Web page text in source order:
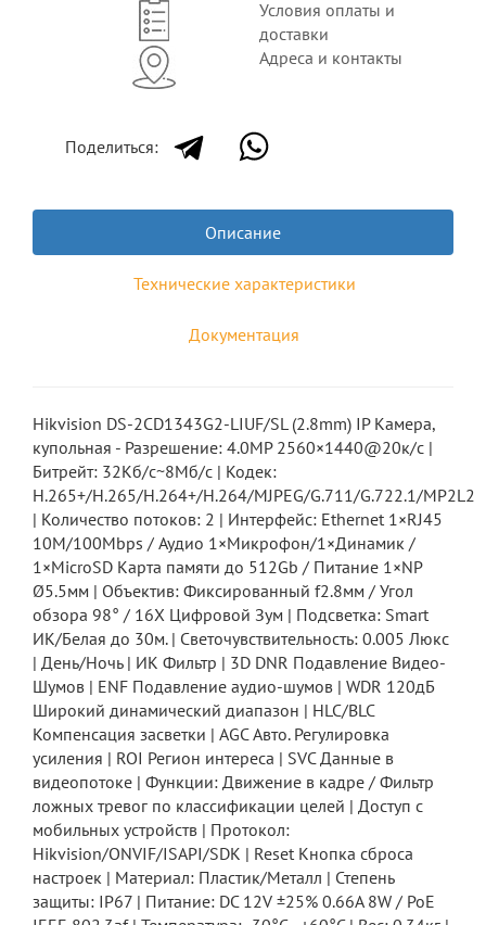
Условия оплаты и
доставки
Адреса и контакты
Поделиться:
Описание
Технические характеристики
Документация
Hikvision DS-2CD1343G2-LIUF/SL (2.8mm) IP Камера,
купольная - Разрешение: 4.0MP 2560×1440@20к/с |
Битрейт: 32Кб/с~8Мб/с | Кодек:
H.265+/H.265/H.264+/H.264/MJPEG/G.711/G.722.1/MP2L2
| Количество потоков: 2 | Интерфейс: Ethernet 1×RJ45
10M/100Mbps / Аудио 1×Микрофон/1×Динамик /
1×MicroSD Карта памяти до 512Gb / Питание 1×NP
Ø5.5мм | Объектив: Фиксированный f2.8мм / Угол
обзора 98° / 16X Цифровой Зум | Подсветка: Smart
ИК/Белая до 30м. | Светочувствительность: 0.005 Люкс
| День/Ночь | ИК Фильтр | 3D DNR Подавление Видео-
Шумов | ENF Подавление аудио-шумов | WDR 120дБ
Широкий динамический диапазон | HLC/BLC
Компенсация засветки | AGC Авто. Регулировка
усиления | ROI Регион интереса | SVC Данные в
видеопотоке | Функции: Движение в кадре / Фильтр
ложных тревог по классификации целей | Доступ с
мобильных устройств | Протокол:
Hikvision/ONVIF/ISAPI/SDK | Reset Кнопка сброса
настроек | Материал: Пластик/Металл | Степень
защиты: IP67 | Питание: DC 12V ±25% 0.66A 8W / PoE